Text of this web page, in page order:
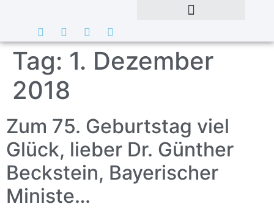
Tag: 1. Dezember
2018
Zum 75. Geburtstag viel
Glück, lieber Dr. Günther
Beckstein, Bayerischer
Ministe…